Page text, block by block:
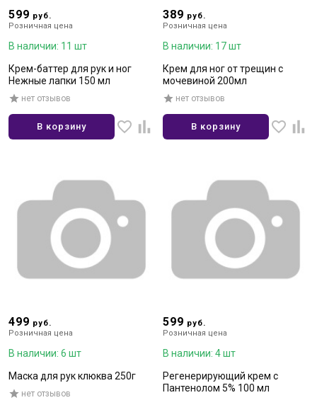
599 руб.
Розничная цена
В наличии: 11 шт
Крем-баттер для рук и ног
Нежные лапки 150 мл
нет отзывов
В корзину
389 руб.
Розничная цена
В наличии: 17 шт
Крем для ног от трещин с
мочевиной 200мл
нет отзывов
В корзину
499 руб.
Розничная цена
В наличии: 6 шт
Маска для рук клюква 250г
нет отзывов
599 руб.
Розничная цена
В наличии: 4 шт
Регенерирующий крем с
Пантенолом 5% 100 мл